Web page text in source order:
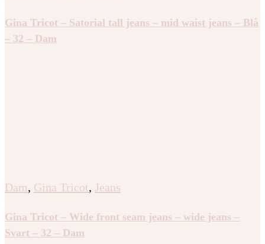
Gina Tricot – Satorial tall jeans – mid waist jeans – Blå
– 32 – Dam
Dam, Gina Tricot, Jeans
Gina Tricot – Wide front seam jeans – wide jeans –
Svart – 32 – Dam